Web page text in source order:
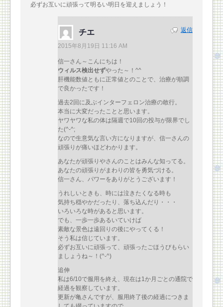
必ずお互いに頑張って明るい明日を迎えましょう！
チエ
2015年8月19日 11:16 AM
信一さん～こんにちは！
ウィルス検出せずやった～！^^
肝機能数値ともに正常値とのことで、治療が順調
で良かったです！
過去2回に及ぶインターフェロン治療の敢行。
本当に大変だったことと思います。
ヤワヤワな私の体は隔週で10回の投与が限界でし
た(^-^;
なので生意気な言い方になりますが、信一さんの
頑張りが痛いほどわかります。
あなたが頑張りやさんのことはみんな知ってる。
あなたの頑張りがまわりの皆を勇気づける。
信一さん、パワーをありがとうございます！
うれしいときも、時には泣きたくなる時も
気持ち穏やかだったり、落ち込んだり・・・
いろいろな時があると思います。
でも、一歩一歩あるいていけば
素敵な景色は遠回りの後にやってくる！
そう私は信じています。
必ずお互いに頑張って、頑張ったごほうびもらい
ましょうね～！(^-^)
追伸
私は6/10で服用を終え、現在は1か月ごとの通院で
経過を観察しています。
更新が亀さんですが、服用終了後の経過につきま
返信